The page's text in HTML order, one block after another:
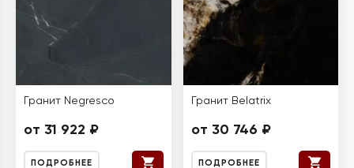
Гранит Negresco
от 31 922 ₽
ПОДРОБНЕЕ
Гранит Belatrix
от 30 746 ₽
ПОДРОБНЕЕ